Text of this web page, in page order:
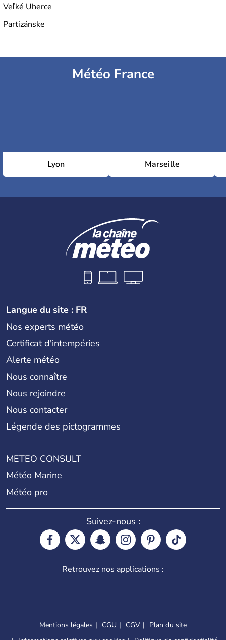
Veľké Uherce
Partizánske
Météo France
Lyon Marseille
Langue du site : FR
Nos experts météo
Certificat d'intempéries
Alerte météo
Nous connaître
Nous rejoindre
Nous contacter
Légende des pictogrammes
METEO CONSULT
Météo Marine
Météo pro
Suivez-nous :
Retrouvez nos applications :
Mentions légales CGU CGV
Plan du site